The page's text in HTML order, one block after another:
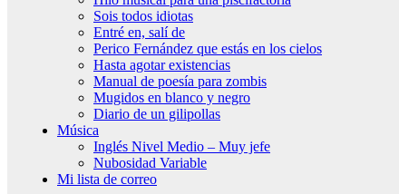
Sois todos idiotas
Entré en, salí de
Perico Fernández que estás en los cielos
Hasta agotar existencias
Manual de poesía para zombis
Mugidos en blanco y negro
Diario de un gilipollas
Música
Inglés Nivel Medio – Muy jefe
Nubosidad Variable
Mi lista de correo